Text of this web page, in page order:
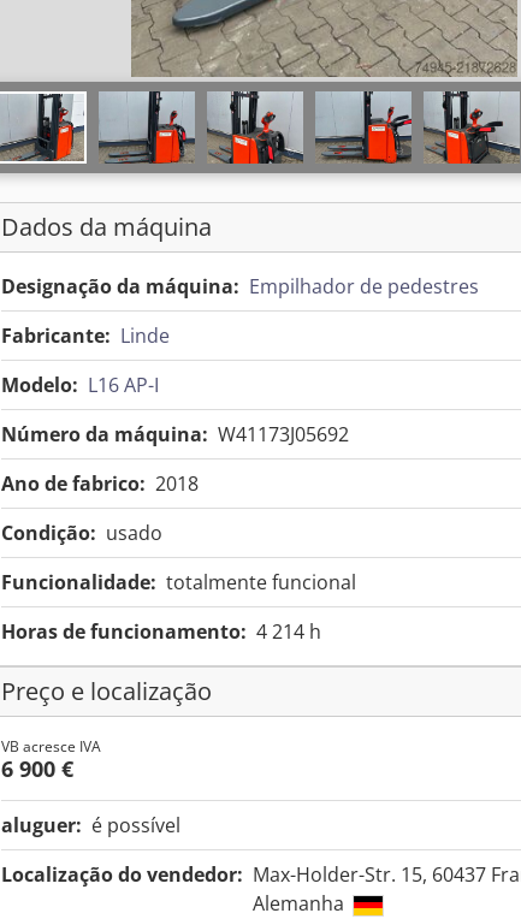
Dados da máquina
Designação da máquina: Empilhador de pedestres
Fabricante: Linde
Modelo: L16 AP-I
Número da máquina: W41173J05692
Ano de fabrico: 2018
Condição: usado
Funcionalidade: totalmente funcional
Horas de funcionamento: 4 214 h
Preço e localização
VB acresce IVA
6 900 €
aluguer: é possível
Localização do vendedor: Max-Holder-Str. 15, 60437
Alemanha